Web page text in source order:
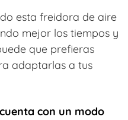
esta freidora de aire
mejor los tiempos y
que prefieras
adaptarlas a tus
con un modo